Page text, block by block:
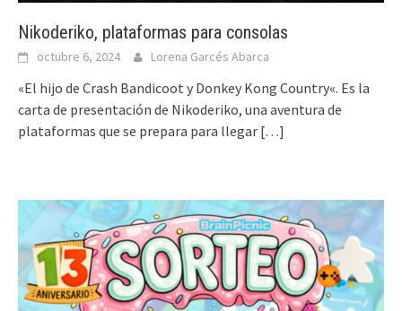
Nikoderiko, plataformas para consolas
octubre 6, 2024 Lorena Garcés Abarca
«El hijo de Crash Bandicoot y Donkey Kong Country«. Es la
carta de presentación de Nikoderiko, una aventura de
plataformas que se prepara para llegar […]